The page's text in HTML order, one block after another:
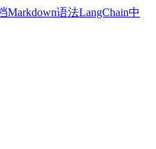
Markdown语法LangChain中